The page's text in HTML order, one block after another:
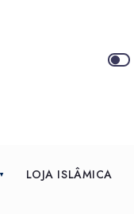
LOJA ISLÂMICA